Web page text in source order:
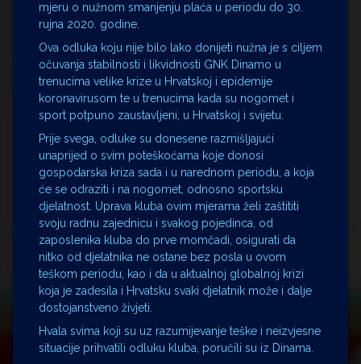
mjeru o nužnom smanjenju plaća u periodu do 30.
rujna 2020. godine.
Ova odluka koju nije bilo lako donijeti nužna je s ciljem
očuvanja stabilnosti i likvidnosti GNK Dinamo u
trenucima velike krize u Hrvatskoj i epidemije
koronavirusom te u trenucima kada su nogomet i
sport potpuno zaustavljeni, u Hrvatskoj i svijetu.
Prije svega, odluke su donesene razmišljajući
unaprijed o svim poteškoćama koje donosi
gospodarska kriza sada i u narednom periodu, a koja
će se odraziti i na nogomet, odnosno sportsku
djelatnost. Uprava kluba ovim mjerama želi zaštititi
svoju radnu zajednicu i svakog pojedinca, od
zaposlenika kluba do prve momčadi, osigurati da
nitko od djelatnika ne ostane bez posla u ovom
teškom periodu, kao i da u aktualnoj globalnoj krizi
koja je zadesila i Hrvatsku svaki djelatnik može i dalje
dostojanstveno živjeti.
Hvala svima koji su uz razumijevanje teške i neizvjesne
situacije prihvatili odluku kluba, poručili su iz Dinama.